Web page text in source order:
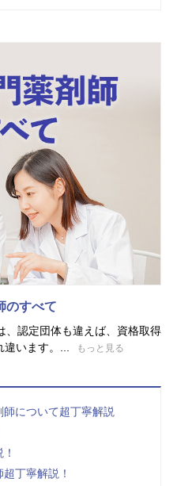
のすべて
、認定団体も違えば、資格取得
います。...
もっと見る
について超丁寧解説
丁寧解説！